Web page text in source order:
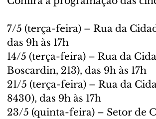
7/5 (terça-feira) – Rua da
das 9h às 17h
14/5 (terça-feira) – Rua da
Boscardin, 213), das 9h às 17h
21/5 (terça-feira) – Rua da
8430), das 9h às 17h
23/5 (quinta-feira) – Setor de